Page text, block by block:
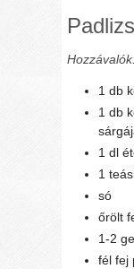
1 db
1 db
1 dl
1
só
őrölt
1-2
fél fej